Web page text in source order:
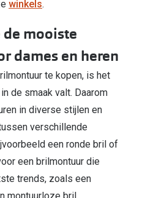
winkels.
mooiste
dames en heren
te kopen, is het
de smaak valt. Daarom
in diverse stijlen en
verschillende
een ronde bril of
een brilmontuur die
trends, zoals een